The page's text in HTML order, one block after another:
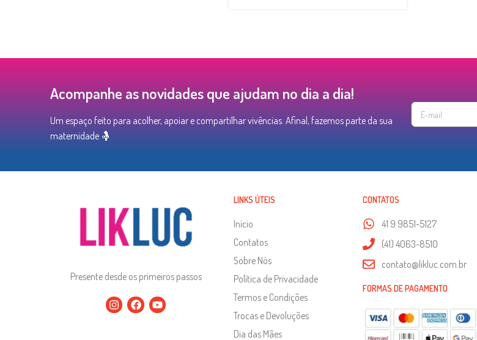
Acompanhe as novidades que ajudam no dia a dia!
Um espaço feito para acolher, apoiar e compartilhar vivências. Afinal, fazemos parte da sua
maternidade 🤱
Presente desde os primeiros passos
LINKS ÚTEIS
Início
Contatos
Sobre Nós
Política de Privacidade
Termos e Condições
Trocas e Devoluções
Dia das Mães
CONTATOS
41 9 9851-5127
(41) 4063-8510
contato@likluc.com.br
FORMAS DE PAGAMENTO